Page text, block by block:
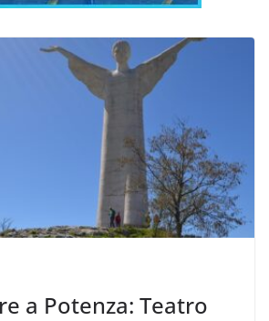
a Potenza: Teatro